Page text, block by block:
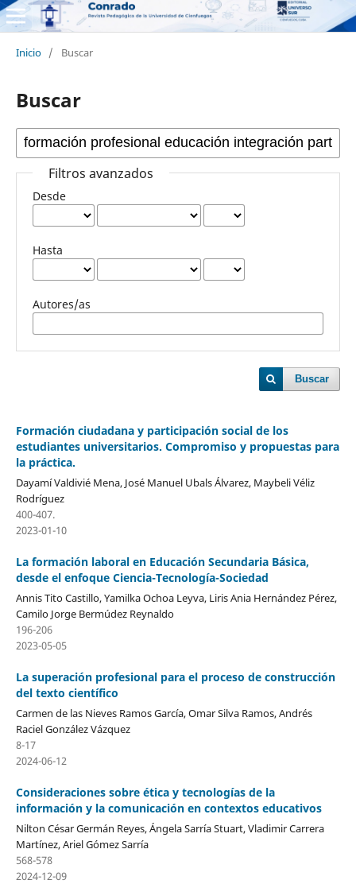
Inicio / Buscar
Buscar
Filtros avanzados
Desde
Hasta
Autores/as
Buscar
Formación ciudadana y participación social de los
estudiantes universitarios. Compromiso y propuestas para
la práctica.
Dayamí Valdivié Mena, José Manuel Ubals Álvarez, Maybeli Véliz
Rodríguez
400-407.
2023-01-10
La formación laboral en Educación Secundaria Básica,
desde el enfoque Ciencia-Tecnología-Sociedad
Annis Tito Castillo, Yamilka Ochoa Leyva, Liris Ania Hernández Pérez,
Camilo Jorge Bermúdez Reynaldo
196-206
2023-05-05
La superación profesional para el proceso de construcción
del texto científico
Carmen de las Nieves Ramos García, Omar Silva Ramos, Andrés
Raciel González Vázquez
8-17
2024-06-12
Consideraciones sobre ética y tecnologías de la
información y la comunicación en contextos educativos
Nilton César Germán Reyes, Ángela Sarría Stuart, Vladimir Carrera
Martínez, Ariel Gómez Sarría
568-578
2024-12-09